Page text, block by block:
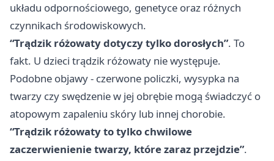
układu odpornościowego, genetyce oraz różnych
czynnikach środowiskowych.
“Trądzik różowaty dotyczy tylko dorosłych”. To
fakt. U dzieci trądzik różowaty nie występuje.
Podobne objawy - czerwone policzki, wysypka na
twarzy czy swędzenie w jej obrębie mogą świadczyć o
atopowym zapaleniu skóry lub innej chorobie.
“Trądzik różowaty to tylko chwilowe
zaczerwienienie twarzy, które zaraz przejdzie”.